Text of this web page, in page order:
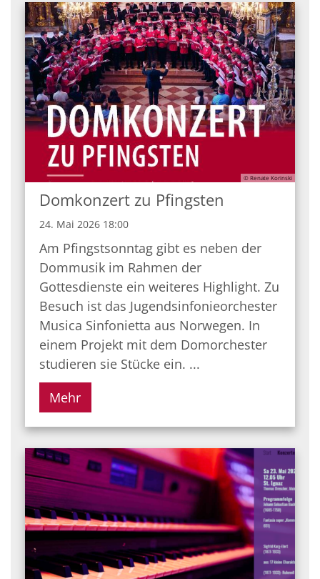
© Renate Korinski
Domkonzert zu Pfingsten
24. Mai 2026 18:00
Am Pfingstsonntag gibt es neben der
Dommusik im Rahmen der
Gottesdienste ein weiteres Highlight. Zu
Besuch ist das Jugendsinfonieorchester
Musica Sinfonietta aus Norwegen. In
einem Projekt mit dem Domorchester
studieren sie Stücke ein. ...
Mehr